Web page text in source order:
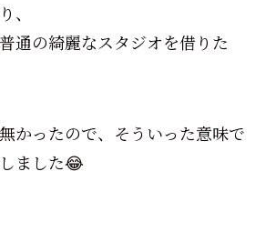
、
通の綺麗なスタジオを借りた
かったので、そういった意味で
ました😂